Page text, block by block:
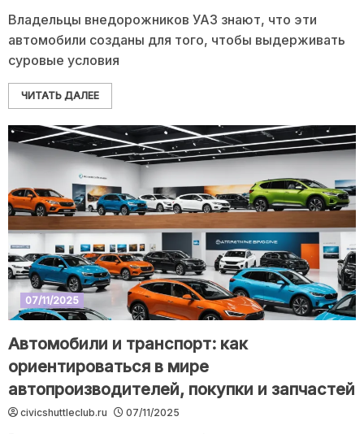
Владельцы внедорожников УАЗ знают, что эти
автомобили созданы для того, чтобы выдерживать
суровые условия
ЧИТАТЬ ДАЛЕЕ
07/11/2025
Автомобили и транспорт: как
ориентироваться в мире
автопроизводителей, покупки и запчастей
civicshuttleclub.ru 07/11/2025